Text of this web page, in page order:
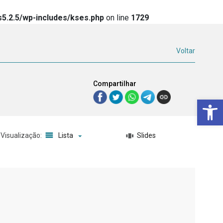
wp-includes/kses.php on line 1729
Voltar
Compartilhar
Visualização: Lista Slides